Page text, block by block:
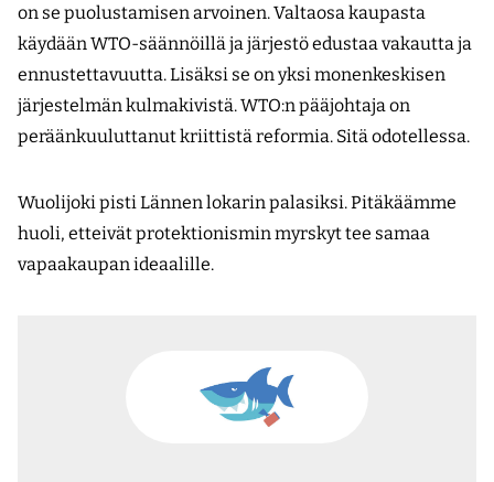
on se puolustamisen arvoinen. Valtaosa kaupasta
käydään WTO-säännöillä ja järjestö edustaa vakautta ja
ennustettavuutta. Lisäksi se on yksi monenkeskisen
järjestelmän kulmakivistä. WTO:n pääjohtaja on
peräänkuuluttanut kriittistä reformia. Sitä odotellessa.
Wuolijoki pisti Lännen lokarin palasiksi. Pitäkäämme
huoli, etteivät protektionismin myrskyt tee samaa
vapaakaupan ideaalille.